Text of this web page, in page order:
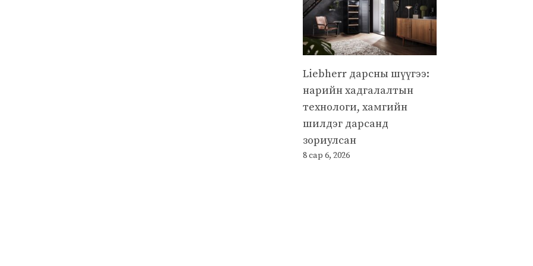
Liebherr дарсны шүүгээ:
нарийн хадгалалтын
технологи, хамгийн
шилдэг дарсанд
зориулсан
8 сар 6, 2026